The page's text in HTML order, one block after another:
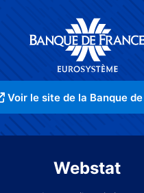
Voir le site de la Banque
Webstat